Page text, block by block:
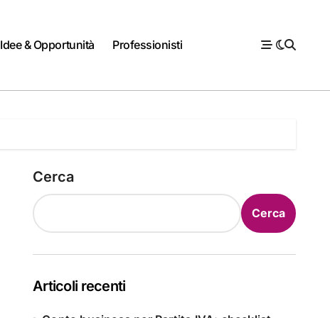
Idee & Opportunità Professionisti
Cerca
Cerca
Articoli recenti